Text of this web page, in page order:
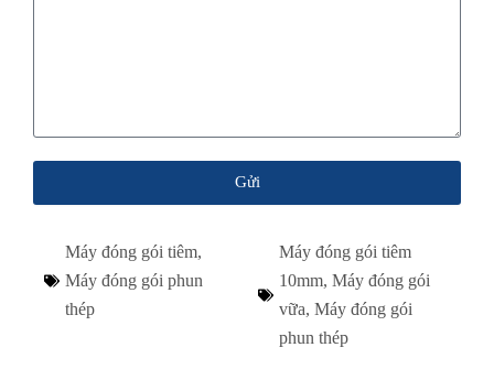
Gửi
Máy đóng gói tiêm,
Máy đóng gói phun
thép
Máy đóng gói tiêm
10mm, Máy đóng gói
vữa, Máy đóng gói
phun thép